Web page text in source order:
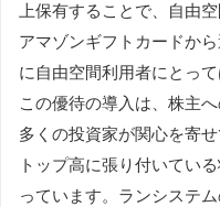
上保有することで、自由
アマゾンギフトカードか
に自由空間利用者にとっ
この優待の導入は、株主
多くの投資家が関心を寄
トップ高に張り付いてい
っています。ランシステ